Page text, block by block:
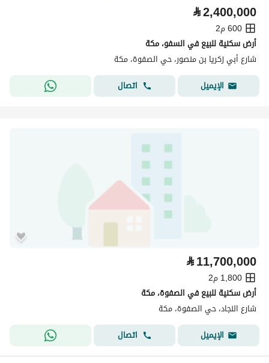
⃁2,400,000
600 م2
أرض سكنية للبيع في السفو، مكة
شارع أبي زكريا بن منصور، حي الصفوة، مكة
الإيميل
اتصال
⃁11,700,000
1,800 م2
أرض سكنية للبيع في الصفوة، مكة
شارع النجاد، حي الصفوة، مكة
الإيميل
اتصال